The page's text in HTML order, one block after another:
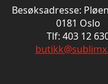
Besøksadresse:
0181 Oslo
Tlf: 403 12